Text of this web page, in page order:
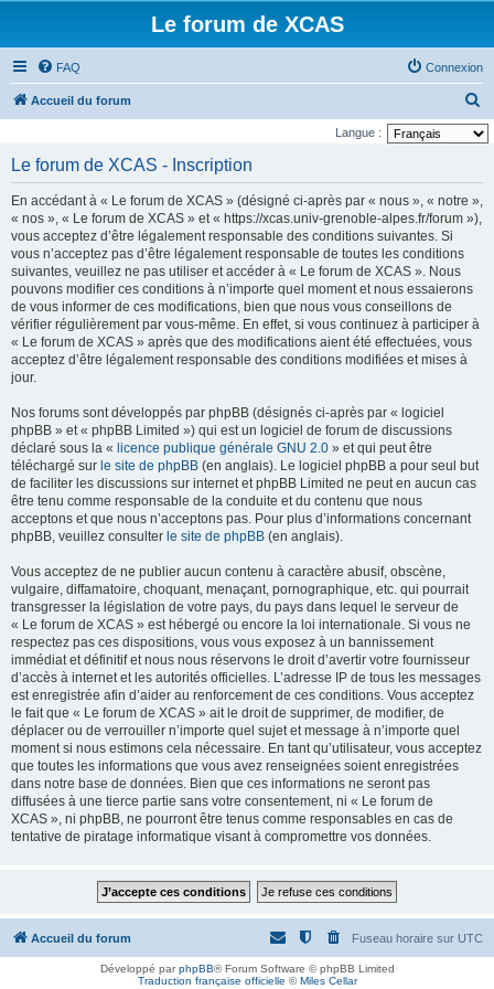
Le forum de XCAS
FAQ Connexion
Accueil du forum
e
e
Langue :
Le forum de XCAS - Inscription
En accédant à « Le forum de XCAS » (désigné ci-après par « nous », « notre »,
« nos », « Le forum de XCAS » et « https://xcas.univ-grenoble-alpes.fr/forum »),
vous acceptez d’être légalement responsable des conditions suivantes. Si
vous n’acceptez pas d’être légalement responsable de toutes les conditions
suivantes, veuillez ne pas utiliser et accéder à « Le forum de XCAS ». Nous
pouvons modifier ces conditions à n’importe quel moment et nous essaierons
de vous informer de ces modifications, bien que nous vous conseillons de
vérifier régulièrement par vous-même. En effet, si vous continuez à participer à
« Le forum de XCAS » après que des modifications aient été effectuées, vous
acceptez d’être légalement responsable des conditions modifiées et mises à
jour.
Nos forums sont développés par phpBB (désignés ci-après par « logiciel
phpBB » et « phpBB Limited ») qui est un logiciel de forum de discussions
déclaré sous la « licence publique générale GNU 2.0 » et qui peut être
téléchargé sur le site de phpBB (en anglais). Le logiciel phpBB a pour seul but
de faciliter les discussions sur internet et phpBB Limited ne peut en aucun cas
être tenu comme responsable de la conduite et du contenu que nous
acceptons et que nous n’acceptons pas. Pour plus d’informations concernant
phpBB, veuillez consulter le site de phpBB (en anglais).
Vous acceptez de ne publier aucun contenu à caractère abusif, obscène,
vulgaire, diffamatoire, choquant, menaçant, pornographique, etc. qui pourrait
transgresser la législation de votre pays, du pays dans lequel le serveur de
« Le forum de XCAS » est hébergé ou encore la loi internationale. Si vous ne
respectez pas ces dispositions, vous vous exposez à un bannissement
immédiat et définitif et nous nous réservons le droit d’avertir votre fournisseur
d’accès à internet et les autorités officielles. L’adresse IP de tous les messages
est enregistrée afin d’aider au renforcement de ces conditions. Vous acceptez
le fait que « Le forum de XCAS » ait le droit de supprimer, de modifier, de
déplacer ou de verrouiller n’importe quel sujet et message à n’importe quel
moment si nous estimons cela nécessaire. En tant qu’utilisateur, vous acceptez
que toutes les informations que vous avez renseignées soient enregistrées
dans notre base de données. Bien que ces informations ne seront pas
diffusées à une tierce partie sans votre consentement, ni « Le forum de
XCAS », ni phpBB, ne pourront être tenus comme responsables en cas de
tentative de piratage informatique visant à compromettre vos données.
Accueil du forum Fuseau horaire sur UTC
Développé parphpBB® Forum Software © phpBB Limited
Traduction française officielle ©Miles Cellar